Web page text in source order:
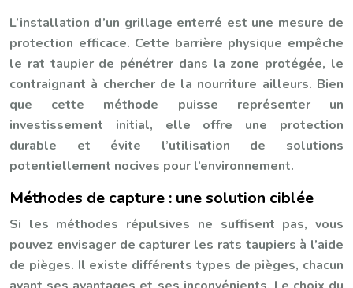
L’installation d’un grillage enterré est une mesure de
protection efficace. Cette barrière physique empêche
le rat taupier de pénétrer dans la zone protégée, le
contraignant à chercher de la nourriture ailleurs. Bien
que cette méthode puisse représenter un
investissement initial, elle offre une protection
durable et évite l’utilisation de solutions
potentiellement nocives pour l’environnement.
Méthodes de capture : une solution ciblée
Si les méthodes répulsives ne suffisent pas, vous
pouvez envisager de capturer les rats taupiers à l’aide
de pièges. Il existe différents types de pièges, chacun